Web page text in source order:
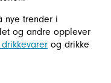
nye trender i
og andre opplever
og drikke